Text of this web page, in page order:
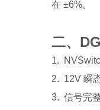
在 ±6%。
二、
1.
2. 12V 瞬
3. 信号完